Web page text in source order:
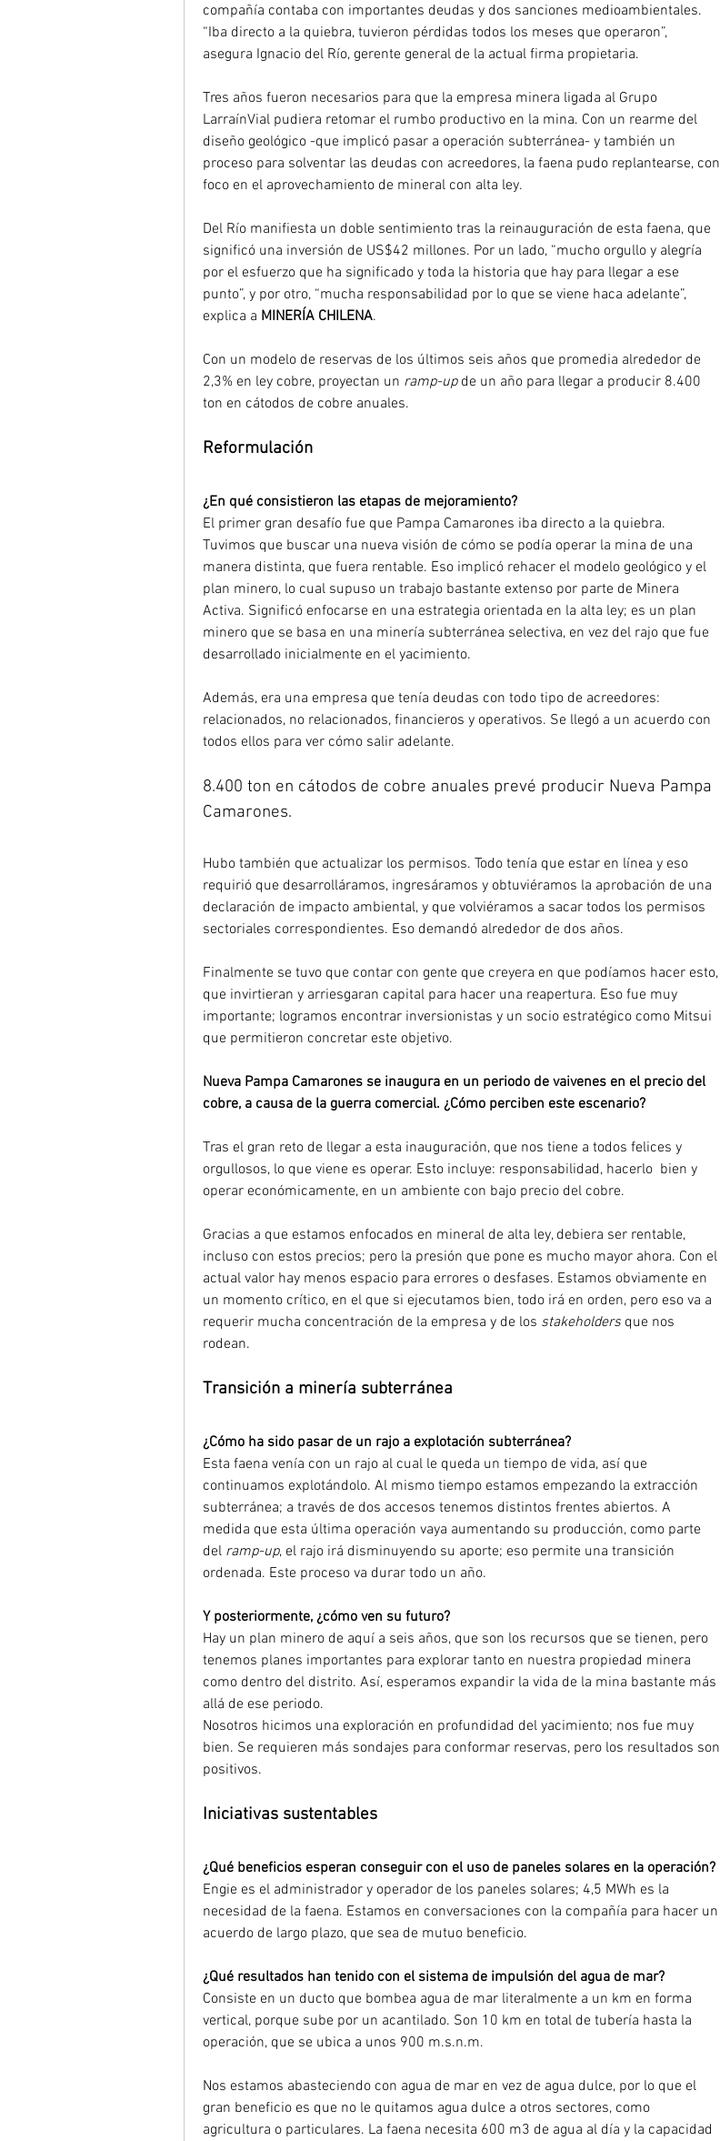
compañía contaba con importantes deudas y dos sanciones medioambientales.
“Iba directo a la quiebra, tuvieron pérdidas todos los meses que operaron”,
asegura Ignacio del Río, gerente general de la actual firma propietaria.
Tres años fueron necesarios para que la empresa minera ligada al Grupo
LarraínVial pudiera retomar el rumbo productivo en la mina. Con un rearme del
diseño geológico -que implicó pasar a operación subterránea- y también un
proceso para solventar las deudas con acreedores, la faena pudo replantearse, con
foco en el aprovechamiento de mineral con alta ley.
Del Río manifiesta un doble sentimiento tras la reinauguración de esta faena, que
significó una inversión de US$42 millones. Por un lado, “mucho orgullo y alegría
por el esfuerzo que ha significado y toda la historia que hay para llegar a ese
punto”, y por otro, “mucha responsabilidad por lo que se viene haca adelante”,
explica a MINERÍA CHILENA.
Con un modelo de reservas de los últimos seis años que promedia alrededor de
2,3% en ley cobre, proyectan un ramp-up de un año para llegar a producir 8.400
ton en cátodos de cobre anuales.
Reformulación
¿En qué consistieron las etapas de mejoramiento?
El primer gran desafío fue que Pampa Camarones iba directo a la quiebra.
Tuvimos que buscar una nueva visión de cómo se podía operar la mina de una
manera distinta, que fuera rentable. Eso implicó rehacer el modelo geológico y el
plan minero, lo cual supuso un trabajo bastante extenso por parte de Minera
Activa. Significó enfocarse en una estrategia orientada en la alta ley; es un plan
minero que se basa en una minería subterránea selectiva, en vez del rajo que fue
desarrollado inicialmente en el yacimiento.
Además, era una empresa que tenía deudas con todo tipo de acreedores:
relacionados, no relacionados, financieros y operativos. Se llegó a un acuerdo con
todos ellos para ver cómo salir adelante.
8.400 ton en cátodos de cobre anuales prevé producir Nueva Pampa
Camarones.
Hubo también que actualizar los permisos. Todo tenía que estar en línea y eso
requirió que desarrolláramos, ingresáramos y obtuviéramos la aprobación de una
declaración de impacto ambiental, y que volviéramos a sacar todos los permisos
sectoriales correspondientes. Eso demandó alrededor de dos años.
Finalmente se tuvo que contar con gente que creyera en que podíamos hacer esto,
que invirtieran y arriesgaran capital para hacer una reapertura. Eso fue muy
importante; logramos encontrar inversionistas y un socio estratégico como Mitsui
que permitieron concretar este objetivo.
Nueva Pampa Camarones se inaugura en un periodo de vaivenes en el precio del
cobre, a causa de la guerra comercial. ¿Cómo perciben este escenario?
Tras el gran reto de llegar a esta inauguración, que nos tiene a todos felices y
orgullosos, lo que viene es operar. Esto incluye: responsabilidad, hacerlo  bien y
operar económicamente, en un ambiente con bajo precio del cobre.
Gracias a que estamos enfocados en mineral de alta ley, debiera ser rentable,
incluso con estos precios; pero la presión que pone es mucho mayor ahora. Con el
actual valor hay menos espacio para errores o desfases. Estamos obviamente en
un momento crítico, en el que si ejecutamos bien, todo irá en orden, pero eso va a
requerir mucha concentración de la empresa y de los stakeholders que nos
rodean.
Transición a minería subterránea
¿Cómo ha sido pasar de un rajo a explotación subterránea?
Esta faena venía con un rajo al cual le queda un tiempo de vida, así que
continuamos explotándolo. Al mismo tiempo estamos empezando la extracción
subterránea; a través de dos accesos tenemos distintos frentes abiertos. A
medida que esta última operación vaya aumentando su producción, como parte
del ramp-up, el rajo irá disminuyendo su aporte; eso permite una transición
ordenada. Este proceso va durar todo un año.
Y posteriormente, ¿cómo ven su futuro?
Hay un plan minero de aquí a seis años, que son los recursos que se tienen, pero
tenemos planes importantes para explorar tanto en nuestra propiedad minera
como dentro del distrito. Así, esperamos expandir la vida de la mina bastante más
allá de ese periodo.
Nosotros hicimos una exploración en profundidad del yacimiento; nos fue muy
bien. Se requieren más sondajes para conformar reservas, pero los resultados son
positivos.
Iniciativas sustentables
¿Qué beneficios esperan conseguir con el uso de paneles solares en la operación?
Engie es el administrador y operador de los paneles solares; 4,5 MWh es la
necesidad de la faena. Estamos en conversaciones con la compañía para hacer un
acuerdo de largo plazo, que sea de mutuo beneficio.
¿Qué resultados han tenido con el sistema de impulsión del agua de mar?
Consiste en un ducto que bombea agua de mar literalmente a un km en forma
vertical, porque sube por un acantilado. Son 10 km en total de tubería hasta la
operación, que se ubica a unos 900 m.s.n.m.
Nos estamos abasteciendo con agua de mar en vez de agua dulce, por lo que el
gran beneficio es que no le quitamos agua dulce a otros sectores, como
agricultura o particulares. La faena necesita 600 m3 de agua al día y la capacidad